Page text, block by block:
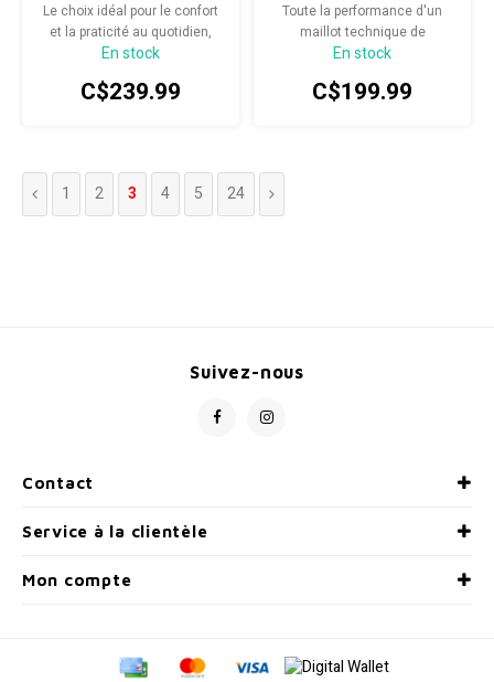
Le choix idéal pour le confort
et la praticité au quotidien,
conçu avec un nouveau
ruissellement, un
jambes, tout en réduisant le
poids et en allongeant la
jambe pour une silhouette
En stock
C$239.99
Toute la performance d'un
maillot technique de
cyclisme, sans les odeurs
En stock
C$199.99
1 2 3 4 5 24
Contact
Suivez-nous
Service à la clientèle
Mon compte